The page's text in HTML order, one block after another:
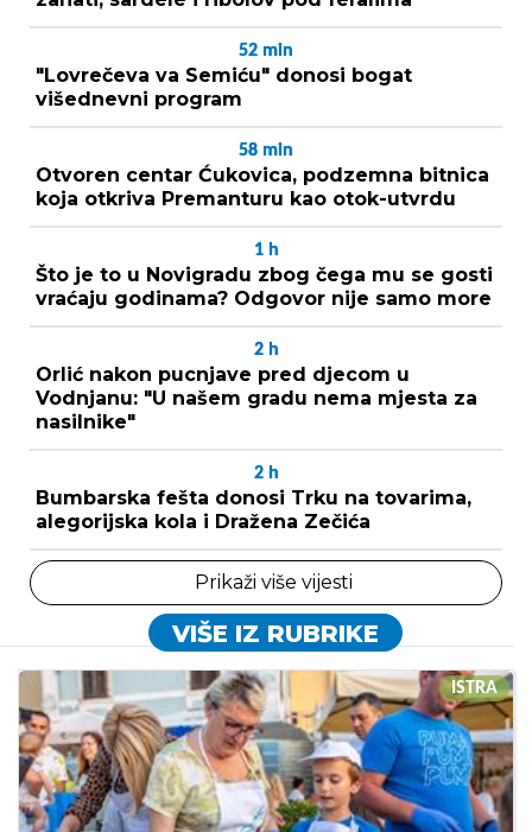
52 min
"Lovrečeva va Semiću" donosi bogat
višednevni program
58 min
Otvoren centar Ćukovica, podzemna bitnica
koja otkriva Premanturu kao otok-utvrdu
1 h
Što je to u Novigradu zbog čega mu se gosti
vraćaju godinama? Odgovor nije samo more
2 h
Orlić nakon pucnjave pred djecom u
Vodnjanu: "U našem gradu nema mjesta za
nasilnike"
2 h
Bumbarska fešta donosi Trku na tovarima,
alegorijska kola i Dražena Zečića
Prikaži više vijesti
VIŠE IZ RUBRIKE
ISTRA